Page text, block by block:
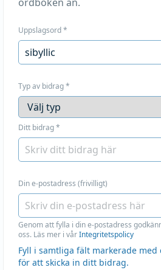
Uppslagsord*
Typ av bidrag*
Ditt bidrag*
Din e-postadress (frivilligt)
Genom att fylla i din e-postadress
oss. Läs mer i vårIntegritetspolicy
Fyll i samtliga fält markerade med
för att skicka in ditt bidrag.